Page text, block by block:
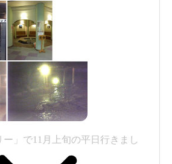
ー」で11月上旬の平日行きまし